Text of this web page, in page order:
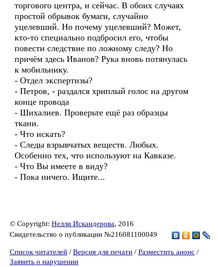
торгового центра, и сейчас. В обоих случаях
простой обрывок бумаги, случайно
уцелевший. Но почему уцелевший? Может,
кто-то специально подбросил его, чтобы
повести следствие по ложному следу? Но
причём здесь Иванов? Рука вновь потянулась
к мобильнику.
- Отдел экспертизы?
- Петров, - раздался хриплый голос на другом
конце провода
- Шихалиев. Проверьте ещё раз образцы
ткани.
- Что искать?
- Следы взрывчатых веществ. Любых.
Особенно тех, что используют на Кавказе.
- Что Вы имеете в виду?
- Пока ничего. Ищите...
© Copyright: Нелли Искандерова, 2016
Свидетельство о публикации №216081100049
Список читателей / Версия для печати / Разместить анонс /
Заявить о нарушении